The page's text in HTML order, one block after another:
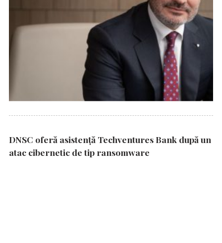
DNSC oferă asistență Techventures Bank după un
atac cibernetic de tip ransomware